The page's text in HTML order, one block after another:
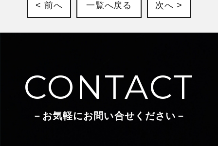
除き、個人情報を事前に本人の同意を得ること
なく第三者に提供することはありません。
制を構築するとともに、個人情報の紛失、改ざ
ん、漏洩などを防止するため、必要かつ適正な
個人情報の開示・訂正・利用停止・消去
< 前へ 一覧へ戻る 次へ >
CONTACT
－お気軽にお問い合せください－